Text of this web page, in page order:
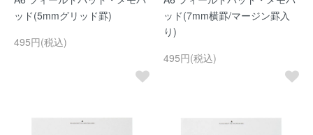
ッド(5mmグリッド罫)
495円(税込)
ッド(7mm横罫/マージン罫入
り)
495円(税込)